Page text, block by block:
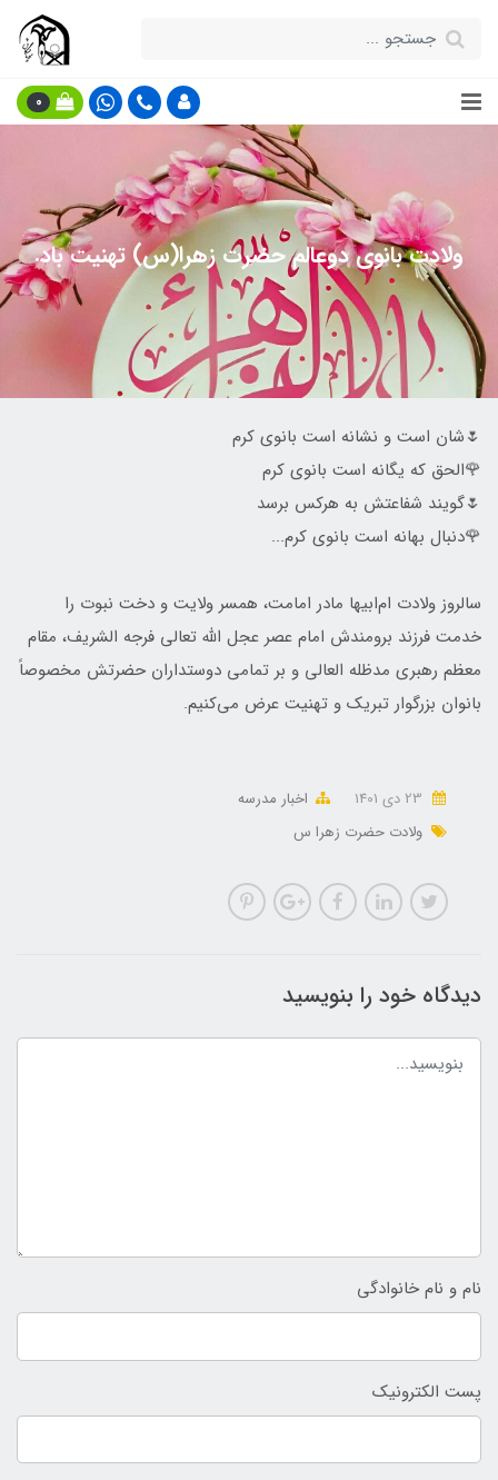
0
ولادت بانوی دوعالم حضرت زهرا(س) تهنیت باد.
🌷شان است و نشانه است بانوی کرم
🌹الحق که یگانه است بانوی کرم
🌷گویند شفاعتش به هرکس برسد
🌹دنبال بهانه است بانوی کرم...
سالروز ولادت ام‌ابیها مادر امامت، همسر ولایت و دخت نبوت را
خدمت فرزند برومندش امام عصر عجل الله تعالی فرجه الشریف، مقام
معظم رهبری مدظله العالی و بر تمامی دوستداران حضرتش مخصوصاً
بانوان بزرگوار تبریک و تهنیت عرض می‌کنیم.
اخبار مدرسه
ولادت حضرت زهرا س
دیدگاه خود را بنویسید
نام و نام خانوادگی
پست الکترونیک